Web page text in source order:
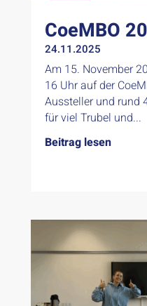
CoeMBO
24.11.2025
Am 15. November
16 Uhr auf der
Aussteller und rund
für viel Trubel und...
Beitrag lesen